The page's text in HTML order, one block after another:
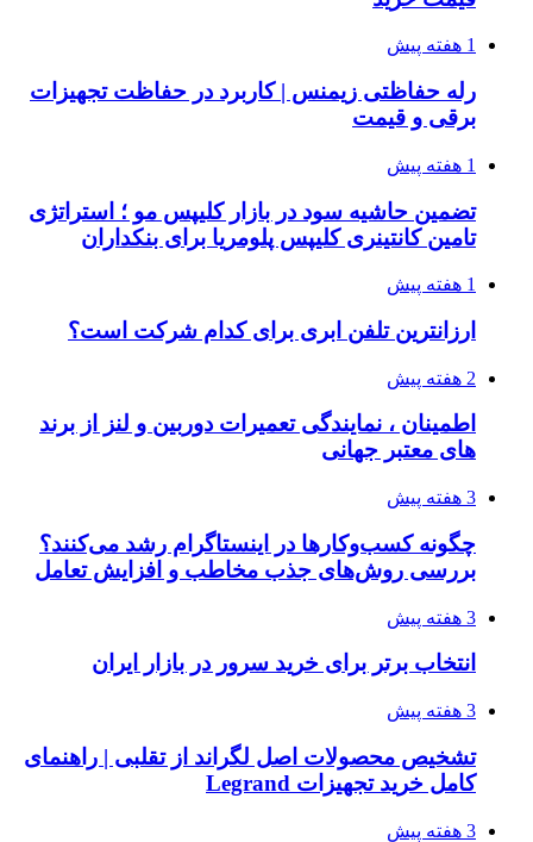
1 هفته پیش
رله حفاظتی زیمنس | کاربرد در حفاظت تجهیزات
برقی و قیمت
1 هفته پیش
تضمین حاشیه سود در بازار کلیپس مو ؛ استراتژی
تامین کانتینری کلیپس پلومریا برای بنکداران
1 هفته پیش
ارزانترین تلفن ابری برای کدام شرکت است؟
2 هفته پیش
اطمینان ، نمایندگی تعمیرات دوربین و لنز از برند
های معتبر جهانی
3 هفته پیش
چگونه کسب‌وکارها در اینستاگرام رشد می‌کنند؟
بررسی روش‌های جذب مخاطب و افزایش تعامل
3 هفته پیش
انتخاب برتر برای خرید سرور در بازار ایران
3 هفته پیش
تشخیص محصولات اصل لگراند از تقلبی | راهنمای
کامل خرید تجهیزات Legrand
3 هفته پیش